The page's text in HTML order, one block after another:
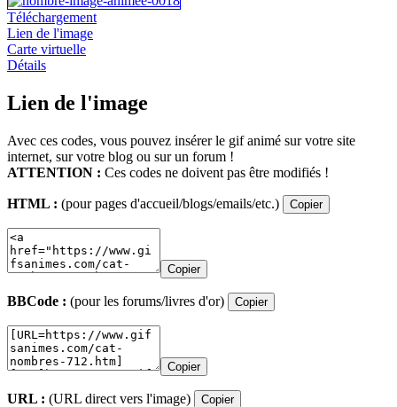
Téléchargement
Lien de l'image
Carte virtuelle
Détails
Lien de l'image
Avec ces codes, vous pouvez insérer le gif animé sur votre site
internet, sur votre blog ou sur un forum !
ATTENTION : Ces codes ne doivent pas être modifiés !
HTML : (pour pages d'accueil/blogs/emails/etc.) Copier
Copier
BBCode : (pour les forums/livres d'or) Copier
Copier
URL : (URL direct vers l'image) Copier